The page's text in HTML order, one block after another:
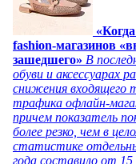
fashion-магазинов
зашедшего» В
обуви и аксессуарах
снижения входящего
трафика офлайн-
причем показатель
более резко, чем в
статистике
года составило от